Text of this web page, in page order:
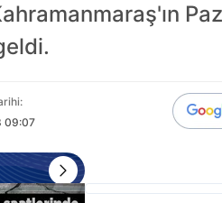
09:07